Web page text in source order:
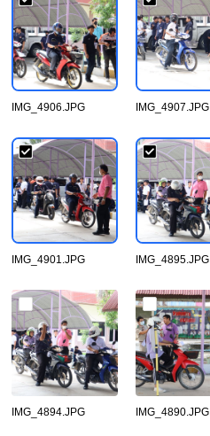
IMG_4906.JPG IMG_4907.JPG
IMG_4901.JPG IMG_4895.JPG
IMG_4894.JPG IMG_4890.JPG